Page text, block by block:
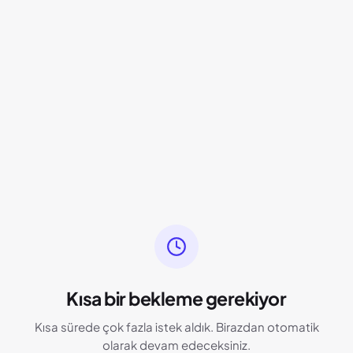
Kısa bir bekleme gerekiyor
Kısa sürede çok fazla istek aldık. Birazdan otomatik
olarak devam edeceksiniz.